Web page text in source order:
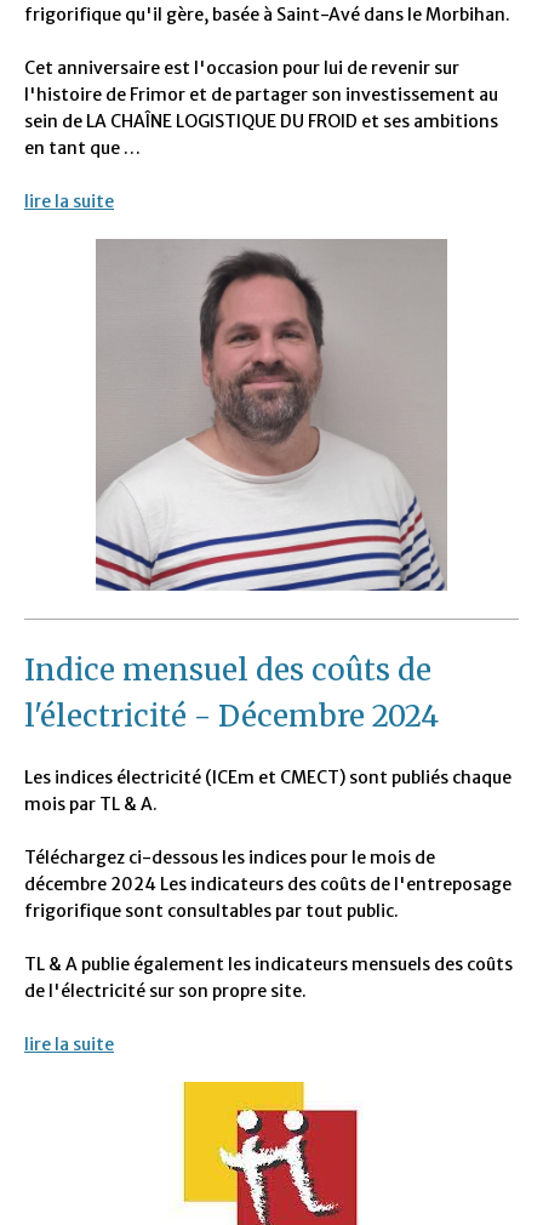
frigorifique qu'il gère, basée à Saint-Avé dans le Morbihan.
Cet anniversaire est l'occasion pour lui de revenir sur
l'histoire de Frimor et de partager son investissement au
sein de LA CHAÎNE LOGISTIQUE DU FROID et ses ambitions
en tant que …
lire la suite
Indice mensuel des coûts de
l'électricité - Décembre 2024
Les indices électricité (ICEm et CMECT) sont publiés chaque
mois par TL & A.
Téléchargez ci-dessous les indices pour le mois de
décembre 2024 Les indicateurs des coûts de l'entreposage
frigorifique sont consultables par tout public.
TL & A publie également les indicateurs mensuels des coûts
de l'électricité sur son propre site.
lire la suite